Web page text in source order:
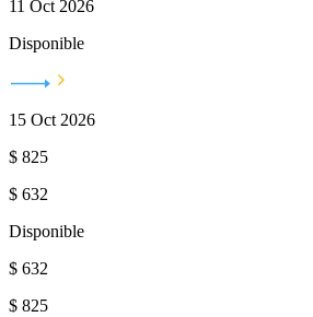
11 Oct 2026
Disponible
15 Oct 2026
$ 825
$ 632
Disponible
$ 632
$ 825